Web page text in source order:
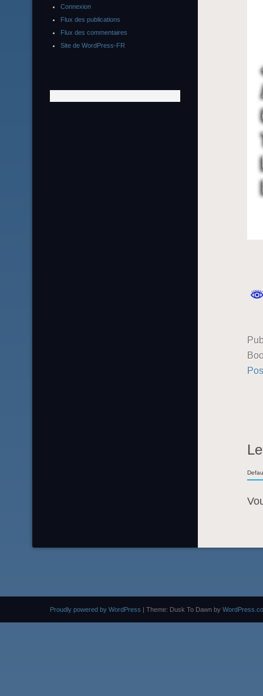
Connexion
Flux des publications
Flux des commentaires
Site de WordPress-FR
Proudly powered by WordPress | Theme: Dusk To Dawn by